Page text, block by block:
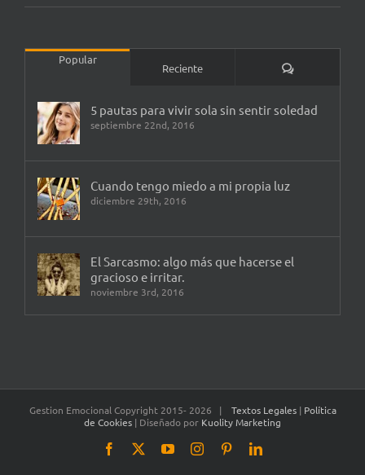
Popular
Reciente Comentarios
5 pautas para vivir sola sin sentir soledad
septiembre 22nd, 2016
Cuando tengo miedo a mi propia luz
diciembre 29th, 2016
El Sarcasmo: algo más que hacerse el
gracioso e irritar.
noviembre 3rd, 2016
Gestion Emocional Copyright 2015- 2026 | Textos Legales | Política
de Cookies | Diseñado por Kuolity Marketing
Facebook
YouTubeInstagramPinterestLinkedIn